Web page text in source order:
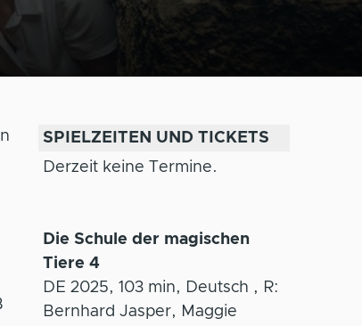
SPIELZEITEN UND TICKETS
Derzeit keine Termine.
Die Schule der magischen
Tiere 4
DE 2025, 103 min, Deutsch , R:
Bernhard Jasper, Maggie